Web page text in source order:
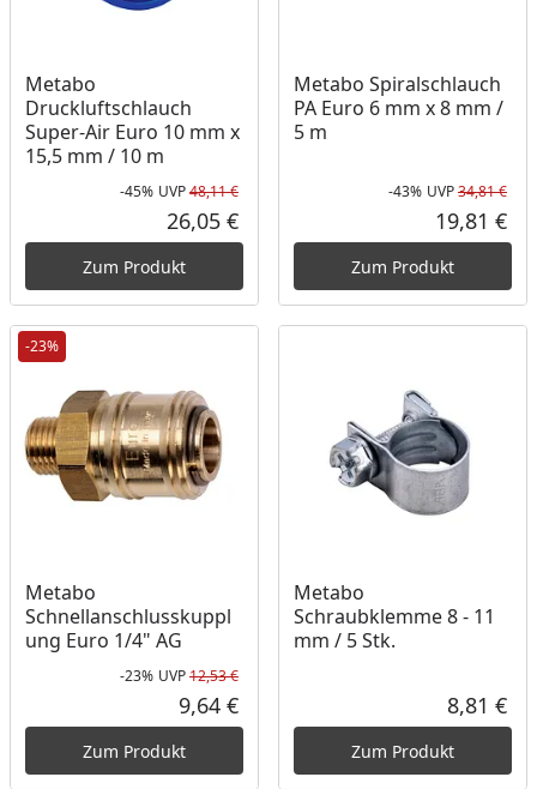
Metabo
Druckluftschlauch
Super-Air Euro 10 mm x
15,5 mm / 10 m
Rabatt in Prozent
-45%
Ursprünglicher Preis
UVP48,11 €
Aktueller Preis
26,05 €
Zum Produkt
Metabo Spiralschlauch
PA Euro 6 mm x 8 mm /
5 m
-43% UVP34,81 €
19,81 €
Zum Produkt
-23%
Metabo
Schnellanschlusskuppl
ung Euro 1/4" AG
Rabatt in Prozent
-23%
Ursprünglicher Preis
UVP12,53 €
Aktueller Preis
9,64 €
Zum Produkt
Metabo
Schraubklemme 8 - 11
mm / 5 Stk.
8,81 €
Zum Produkt